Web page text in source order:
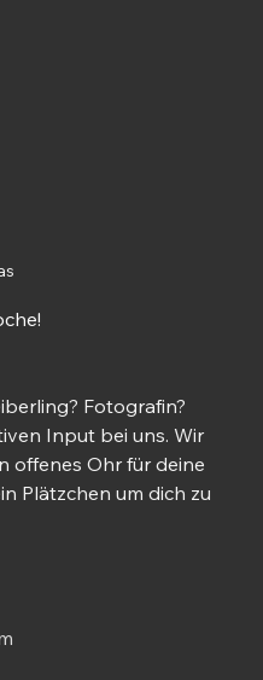
Fotografin?
Input bei uns. Wir
offenes Ohr für deine
Plätzchen um dich zu